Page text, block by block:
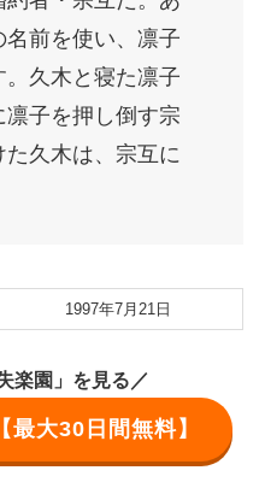
前を使い、凛子
久木と寝た凛子
子を押し倒す宗
久木は、宗互に
1997年7月21日
楽園」を見る／
大30日間無料】